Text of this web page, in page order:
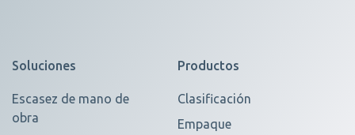
Soluciones
Escasez de mano de
obra
Productos
Clasificación
Empaque